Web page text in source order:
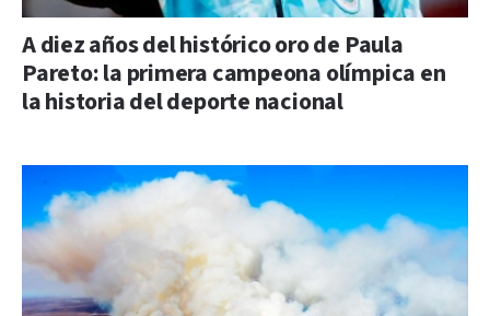
A diez años del histórico oro de Paula
Pareto: la primera campeona olímpica en
la historia del deporte nacional